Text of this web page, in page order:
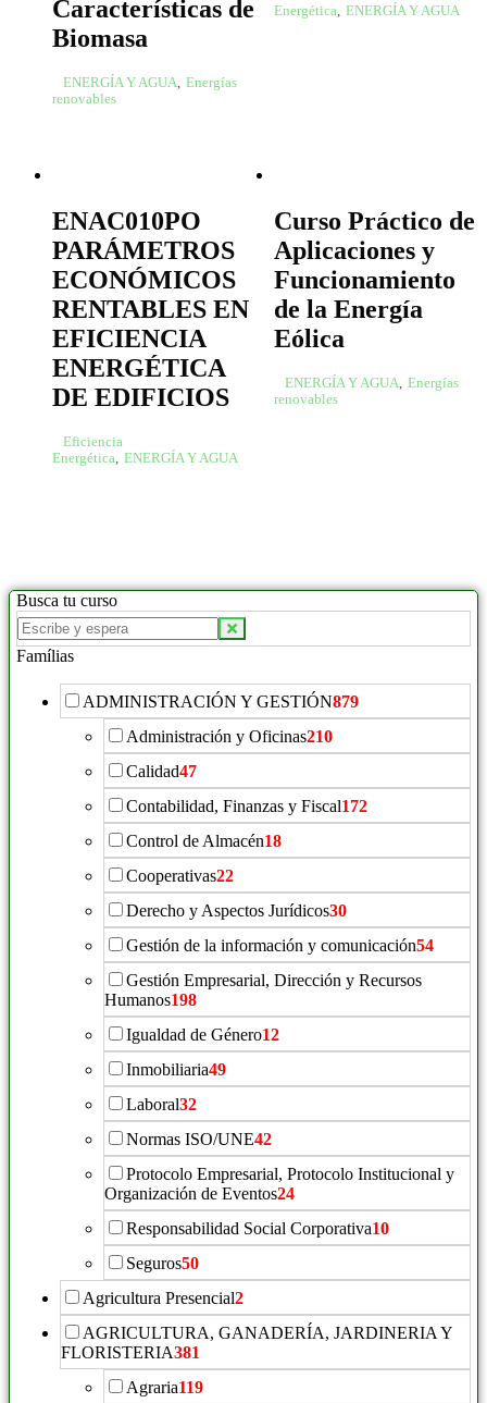
Características de
Biomasa
ENERGÍA Y AGUA, Energías
renovables
Energética, ENERGÍA Y AGUA
ENAC010PO
PARÁMETROS
ECONÓMICOS
RENTABLES EN
EFICIENCIA
ENERGÉTICA
DE EDIFICIOS
Eficiencia
Energética, ENERGÍA Y AGUA
Curso Práctico de
Aplicaciones y
Funcionamiento
de la Energía
Eólica
ENERGÍA Y AGUA, Energías
renovables
Busca tu curso
Famílias
ADMINISTRACIÓN Y GESTIÓN879
Administración y Oficinas210
Calidad47
Contabilidad, Finanzas y Fiscal172
Control de Almacén18
Cooperativas22
Derecho y Aspectos Jurídicos30
Gestión de la información y comunicación54
Gestión Empresarial, Dirección y Recursos
Humanos198
Igualdad de Género12
Inmobiliaria49
Laboral32
Normas ISO/UNE42
Protocolo Empresarial, Protocolo Institucional y
Organización de Eventos24
Responsabilidad Social Corporativa10
Seguros50
Agricultura Presencial2
AGRICULTURA, GANADERÍA, JARDINERIA Y
FLORISTERIA381
Agraria119